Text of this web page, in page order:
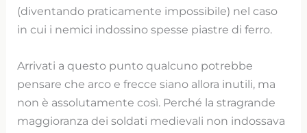
(diventando praticamente impossibile) nel caso
in cui i nemici indossino spesse piastre di ferro.
Arrivati a questo punto qualcuno potrebbe
pensare che arco e frecce siano allora inutili, ma
non è assolutamente così. Perché la stragrande
maggioranza dei soldati medievali non indossava